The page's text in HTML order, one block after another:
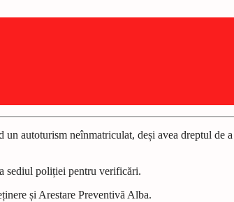
autoturism neînmatriculat, deși avea dreptul de
sediul poliției pentru verificări.
și Arestare Preventivă Alba.